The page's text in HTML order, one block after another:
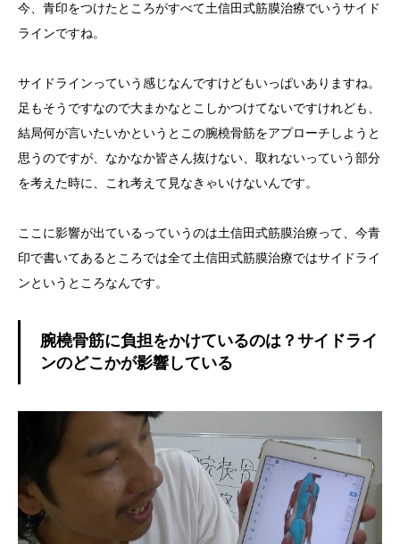
今、青印をつけたところがすべて土信田式筋膜治療でいうサイド
ラインですね。
サイドラインっていう感じなんですけどもいっぱいありますね。
足もそうですなので大まかなとこしかつけてないですけれども、
結局何が言いたいかというとこの腕橈骨筋をアプローチしようと
思うのですが、なかなか皆さん抜けない、取れないっていう部分
を考えた時に、これ考えて見なきゃいけないんです。
ここに影響が出ているっていうのは土信田式筋膜治療って、今青
印で書いてあるところでは全て土信田式筋膜治療ではサイドライ
ンというところなんです。
腕橈骨筋に負担をかけているのは？サイドライ
ンのどこかが影響している